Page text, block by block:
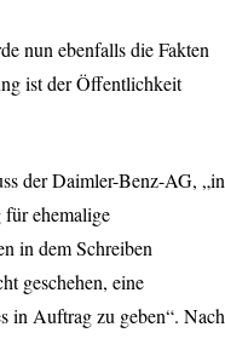
nun ebenfalls die Fakten
ist der Öffentlichkeit
der Daimler-Benz-AG, „in
ehemalige
in dem Schreiben
geschehen, eine
in Auftrag zu geben“. Nach